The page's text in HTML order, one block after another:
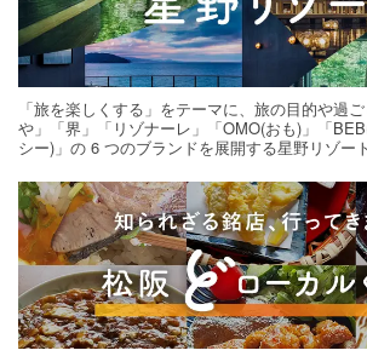
「旅を楽しくする」をテーマに、旅の目的や過
や」「界」「リゾナーレ」「OMO(おも)」「
シー)」の 6 つのブランドを展開する星野リゾー